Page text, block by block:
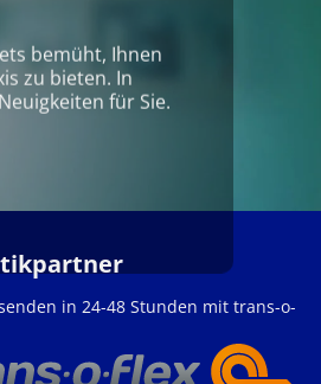
bemüht, Ihnen
zu bieten. In
für Sie.
in 24-48 Stunden mit trans-o-